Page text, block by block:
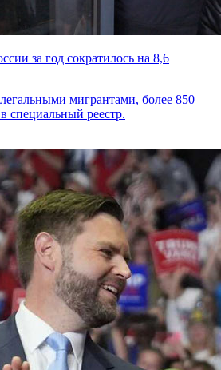
за год сократилось на 8,6
мигрантами, более 850
специальный реестр.